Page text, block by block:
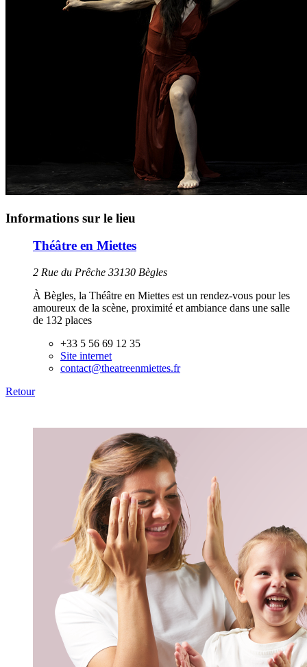
Informations sur le lieu
Théâtre en Miettes
2 Rue du Prêche 33130 Bègles
À Bègles, la Théâtre en Miettes est un rendez-vous pour les
amoureux de la scène, proximité et ambiance dans une salle
de 132 places
+33 5 56 69 12 35
Site internet
contact@theatreenmiettes.fr
Retour